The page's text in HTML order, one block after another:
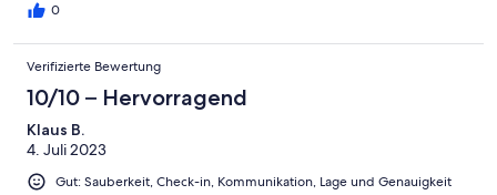
0
Verifizierte Bewertung
10/10 – Hervorragend
Klaus B.
4. Juli 2023
Gut: Sauberkeit, Check-in, Kommunikation, Lage und Genauigkeit